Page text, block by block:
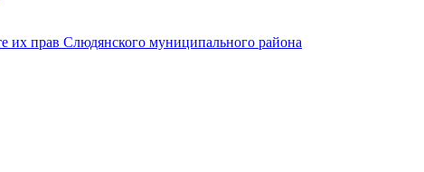
их прав Слюдянского муниципального района